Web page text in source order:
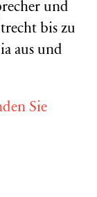
und
bis zu
aus und
Sie